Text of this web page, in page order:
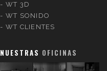
WT 3D
WT SONIDO
WT CLIENTES
NUESTRAS OFICINAS